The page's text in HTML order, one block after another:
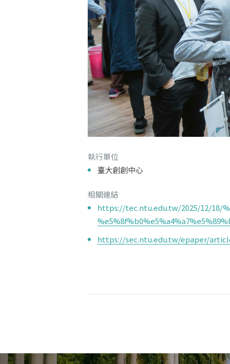
執行單位
臺大創創中心
相關連結
https://tec.ntu.edu.tw/2025/12/18/
https://sec.ntu.edu.tw/epaper/